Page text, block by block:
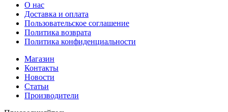
О нас
Доставка и оплата
Пользовательское соглашение
Политика возврата
Политика конфиденциальности
Магазин
Контакты
Новости
Статьи
Производители